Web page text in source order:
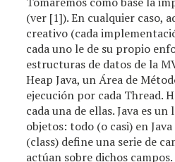
(ver [1]). En cualquier caso,
creativo (cada
cada uno le de su propio
estructuras de datos de la
Heap Java, un Área de
ejecución por cada Thread.
cada una de ellas. Java es
objetos: todo (o casi) en
(class) define una serie de
actúan sobre dichos